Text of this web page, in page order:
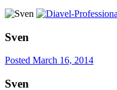
Sven
Posted March 16, 2014
Sven